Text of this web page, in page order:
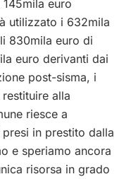
euro
utilizzato i 632mila
830mila euro di
euro derivanti dai
post-sisma, i
alla
riesce a
in prestito dalla
e speriamo ancora
risorsa in grado